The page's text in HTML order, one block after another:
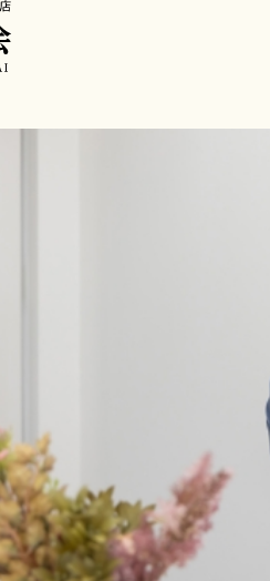
男性が遠近両用でつまずく理由とは